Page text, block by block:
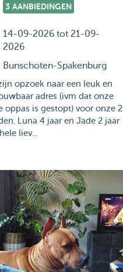
3 AANBIEDINGEN
14-09-2026 tot 21-09-
2026
Bunschoten-Spakenburg
opzoek naar een leuk en
adres (ivm dat onze
oppas is gestopt) voor onze 2
Luna 4 jaar en Jade 2 jaar
liev...